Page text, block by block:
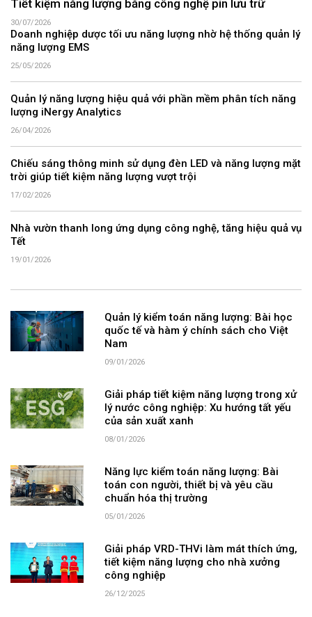
Tiết kiệm năng lượng bằng công nghệ pin lưu trữ
30/07/2026
Doanh nghiệp dược tối ưu năng lượng nhờ hệ thống quản lý
năng lượng EMS
25/05/2026
Quản lý năng lượng hiệu quả với phần mềm phân tích năng
lượng iNergy Analytics
26/04/2026
Chiếu sáng thông minh sử dụng đèn LED và năng lượng mặt
trời giúp tiết kiệm năng lượng vượt trội
17/02/2026
Nhà vườn thanh long ứng dụng công nghệ, tăng hiệu quả vụ
Tết
19/01/2026
Quản lý kiểm toán năng lượng: Bài học
quốc tế và hàm ý chính sách cho Việt
Nam
09/01/2026
Giải pháp tiết kiệm năng lượng trong xử
lý nước công nghiệp: Xu hướng tất yếu
của sản xuất xanh
08/01/2026
Năng lực kiểm toán năng lượng: Bài
toán con người, thiết bị và yêu cầu
chuẩn hóa thị trường
05/01/2026
Giải pháp VRD-THVi làm mát thích ứng,
tiết kiệm năng lượng cho nhà xưởng
công nghiệp
26/12/2025